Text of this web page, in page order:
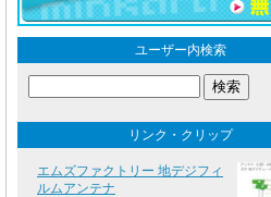
ユーザー内検索
リンク・クリップ
エムズファクトリー 地デジフィ
ルムアンテナ